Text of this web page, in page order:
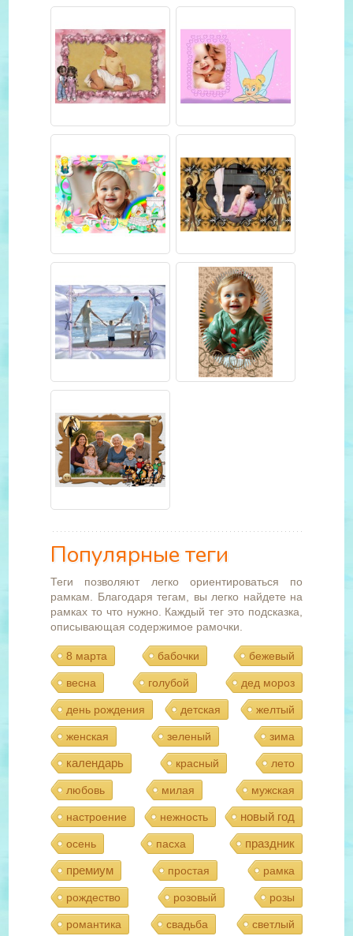
Популярные теги
Теги позволяют легко ориентироваться по
рамкам. Благодаря тегам, вы легко найдете на
рамках то что нужно. Каждый тег это подсказка,
описывающая содержимое рамочки.
8 марта бабочки бежевый
весна голубой дед мороз
день рождения детская желтый
женская зеленый зима
календарь красный лето
любовь милая мужская
настроение нежность новый год
осень пасха
праздник
премиум
простая рамка
рождество розовый розы
романтика свадьба светлый